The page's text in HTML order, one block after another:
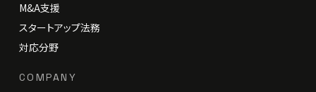
M&A支援
スタートアップ法務
対応分野
COMPANY